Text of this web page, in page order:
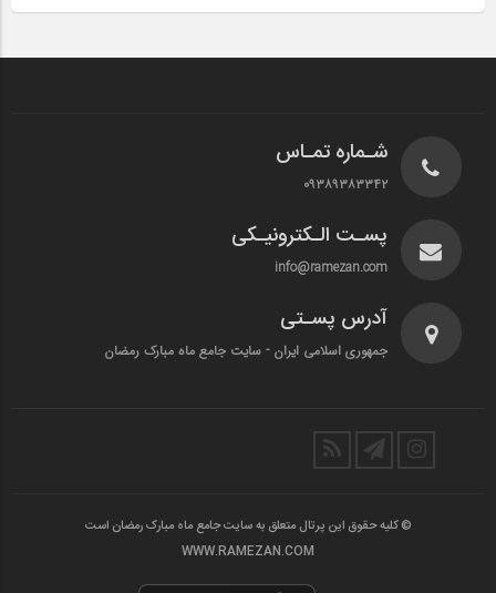
شـماره تمـاس
۰۹۳۸۹۳۸۳۳۴۲
پسـت الـکترونیـکی
info@ramezan.com
آدرس پسـتی
جمهوری اسلامی ایران - سایت جامع ماه مبارک رمضان
© کلیه حقوق این پرتال متعلق به سایت جامع ماه مبارک رمضان است
WWW.RAMEZAN.COM